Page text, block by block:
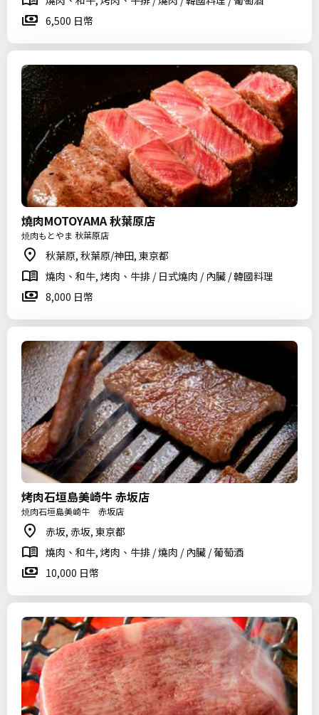
6,500 日幣
燒肉MOTOYAMA 秋葉原店
焼肉もとやま 秋葉原店
秋葉原, 秋葉原/神田, 東京都
燒肉、和牛, 烤肉、牛排 / 日式燒肉 / 內臟 / 韓國料理
8,000 日幣
烤肉石垣島美崎牛 赤坂店
焼肉石垣島美崎牛 赤坂店
赤坂, 赤坂, 東京都
燒肉、和牛, 烤肉、牛排 / 燒肉 / 內臟 / 葡萄酒
10,000 日幣